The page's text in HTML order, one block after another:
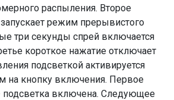
распыления. Второе
режим прерывистого
три секунды спрей включается
короткое нажатие отключает
подсветкой активируется
на кнопку включения. Первое
подсветка включена. Следующее